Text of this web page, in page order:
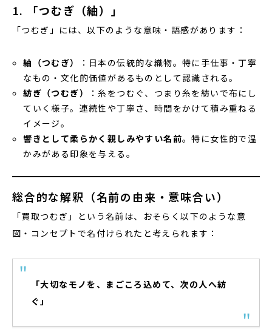
1. 「つむぎ（紬）」
「つむぎ」には、以下のような意味・語感があります：
紬（つむぎ）
：日本の伝統的な織物。特に手仕事・丁寧
なもの・文化的価値があるものとして認識される。
紡ぎ（つむぎ）
：糸をつむぐ、つまり糸を紡いで布にし
ていく様子。連続性や丁寧さ、時間をかけて積み重ねる
イメージ。
響きとして柔らかく親しみやすい名前。特に女性的で温
かみがある印象を与える。
総合的な解釈（名前の由来・意味合い）
「買取つむぎ」という名前は、おそらく以下のような意
図・コンセプトで名付けられたと考えられます：
「大切なモノを、まごころ込めて、次の人へ紡
ぐ」